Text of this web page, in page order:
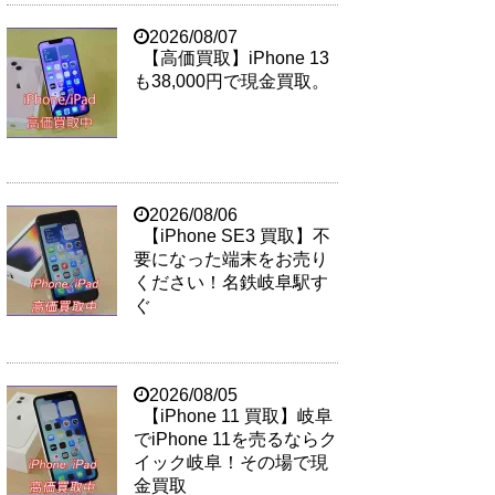
2026/08/07
【高価買取】iPhone 13
も38,000円で現金買取。
2026/08/06
【iPhone SE3 買取】不
要になった端末をお売り
ください！名鉄岐阜駅す
ぐ
2026/08/05
【iPhone 11 買取】岐阜
でiPhone 11を売るならク
イック岐阜！その場で現
金買取